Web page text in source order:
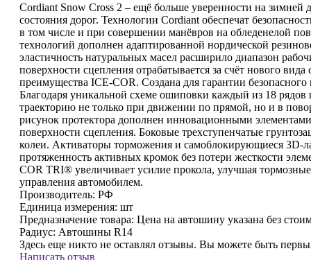
Cordiant Snow Cross 2 – ещё больше уверенности на зимней
состояния дорог. Технологии Cordiant обеспечат
в том числе и при совершении манёвров на обледенелой
технологий дополнен адаптированной нордической
эластичность натуральных масел расширило диапазон
поверхности сцепления отрабатывается за счёт нового
преимущества ICE-COR. Создана для гарантии
Благодаря уникальной схеме ошиповки каждый из 18
траекторию не только при движении по прямой, но и в
рисунок протектора дополнен инновационными
поверхности сцепления. Боковые трехступенчатые
колеи. Активаторы торможения и самоблокирующиеся 3D-
протяженность активных кромок без потери жесткости
COR TRI® увеличивает усилие прокола, улучшая
управления автомобилем.
Производитель: РФ
Единица измерения: шт
Предназначение товара: Цена на автошину указана без
Радиус: Автошины R14
Здесь еще никто не оставлял отзывы. Вы можете быть
Написать отзыв